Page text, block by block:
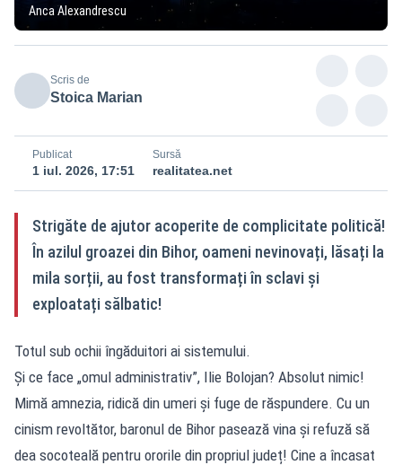
Anca Alexandrescu
Scris de
Stoica Marian
Publicat
1 iul. 2026, 17:51
Sursă
realitatea.net
Strigăte de ajutor acoperite de complicitate politică!
În azilul groazei din Bihor, oameni nevinovați, lăsați la
mila sorții, au fost transformați în sclavi și
exploatați sălbatic!
Totul sub ochii îngăduitori ai sistemului.
​Și ce face „omul administrativ”, Ilie Bolojan? Absolut nimic!
Mimă amnezia, ridică din umeri și fuge de răspundere. Cu un
cinism revoltător, baronul de Bihor pasează vina și refuză să
dea socoteală pentru ororile din propriul județ! ​Cine a încasat